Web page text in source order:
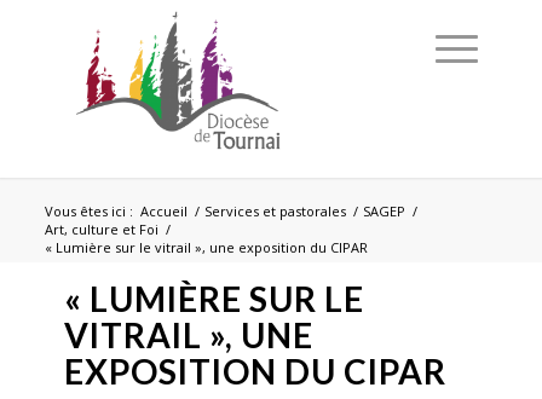
Vous êtes ici : Accueil / Services et pastorales / SAGEP /
Art, culture et Foi /
« Lumière sur le vitrail », une exposition du CIPAR
« LUMIÈRE SUR LE
VITRAIL », UNE
EXPOSITION DU CIPAR